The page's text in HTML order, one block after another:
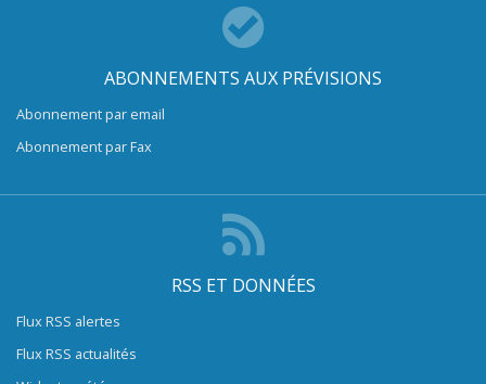
ABONNEMENTS AUX PRÉVISIONS
Abonnement par email
Abonnement par Fax
RSS ET DONNÉES
Flux RSS alertes
Flux RSS actualités